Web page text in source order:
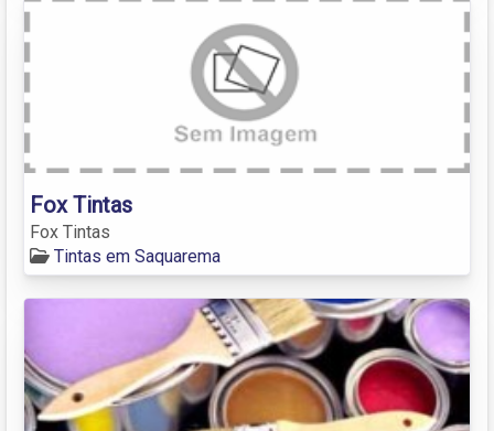
Fox Tintas
Fox Tintas
Tintas em Saquarema